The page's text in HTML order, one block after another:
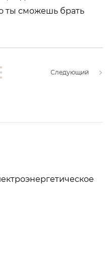
ты сможешь брать
Следующий